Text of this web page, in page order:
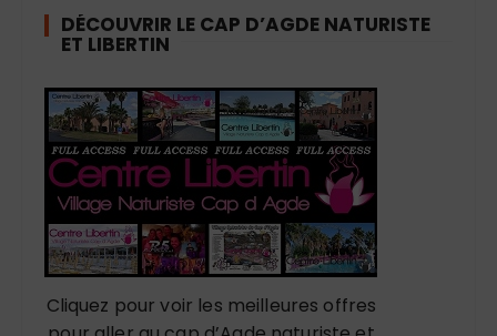
DÉCOUVRIR LE CAP D’AGDE NATURISTE
ET LIBERTIN
Cliquez pour voir les meilleures offres